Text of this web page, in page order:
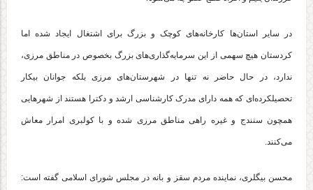
در سایر استان‌ها کارخانه‌های کوچک و بزرگ برای اشتغال ایجاد شده اما
کردستان هیچ سهمی از این سرمایه‌گذاری‌های بزرگ بخصوص در مناطق مرزی،
ندارد، در حال حاضر نه تنها در شهرستان‌های مرزی بلکه جوانان بیکار
تحصیلکرده‌ای که همه دارای مدرک کارشناسی ارشد و دکترا هستند از شهرهایی
همچون سنندج و غیره راهی مناطق مرزی شده و با کولبری امرار معاش
می‌کنند.
محسن بیگلری، نماینده مردم سقز و بانه در مجلس شورای اسلامی گفته است: